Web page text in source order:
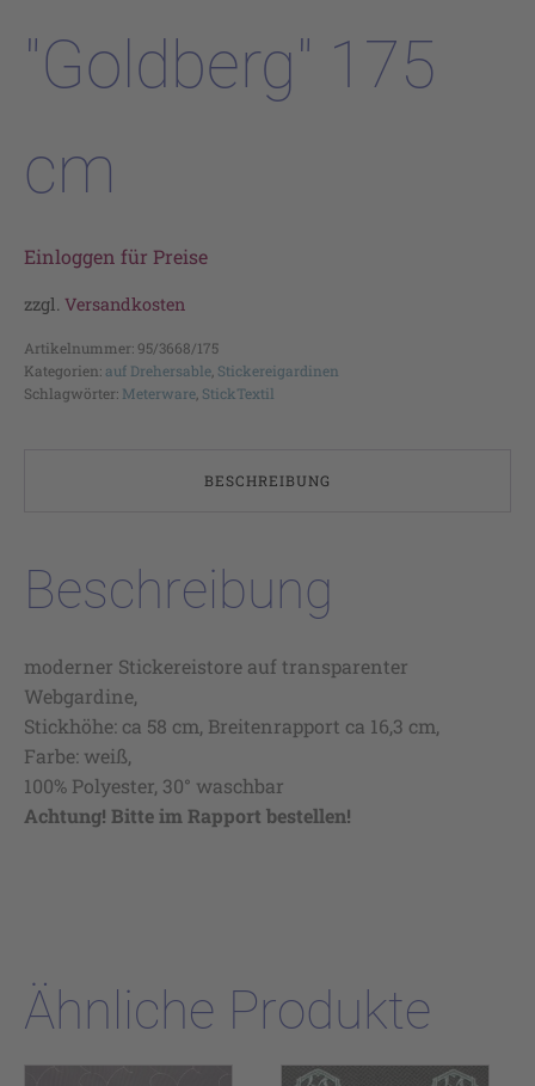
"Goldberg" 175
cm
Einloggen für Preise
zzgl. Versandkosten
Artikelnummer: 95/3668/175
Kategorien: auf Drehersable Stickereigardinen
Schlagwörter: Meterware StickTextil
BESCHREIBUNG
Beschreibung
moderner Stickereistore auf transparenter
Webgardine,
Stickhöhe: ca 58 cm, Breitenrapport ca 16,3 cm,
Farbe: weiß,
100% Polyester, 30° waschbar
Achtung! Bitte im Rapport bestellen!
Ähnliche Produkte